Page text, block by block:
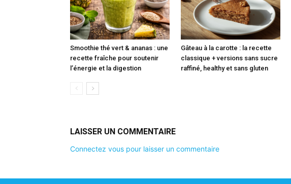
Smoothie thé vert & ananas : une
recette fraîche pour soutenir
l’énergie et la digestion
Gâteau à la carotte : la recette
classique + versions sans sucre
raffiné, healthy et sans gluten
LAISSER UN COMMENTAIRE
Connectez vous pour laisser un commentaire